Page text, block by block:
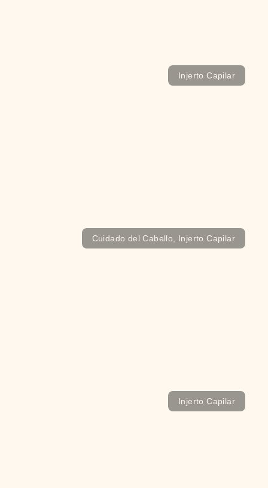
Injerto Capilar
Cuidado del Cabello Injerto Capilar
Injerto Capilar